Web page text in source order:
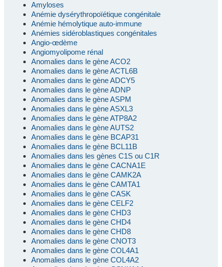
Amyloses
Anémie dysérythropoïétique congénitale
Anémie hémolytique auto-immune
Anémies sidéroblastiques congénitales
Angio-œdème
Angiomyolipome rénal
Anomalies dans le gène ACO2
Anomalies dans le gène ACTL6B
Anomalies dans le gène ADCY5
Anomalies dans le gène ADNP
Anomalies dans le gène ASPM
Anomalies dans le gène ASXL3
Anomalies dans le gène ATP8A2
Anomalies dans le gène AUTS2
Anomalies dans le gène BCAP31
Anomalies dans le gène BCL11B
Anomalies dans les gènes C1S ou C1R
Anomalies dans le gène CACNA1E
Anomalies dans le gène CAMK2A
Anomalies dans le gène CAMTA1
Anomalies dans le gène CASK
Anomalies dans le gène CELF2
Anomalies dans le gène CHD3
Anomalies dans le gène CHD4
Anomalies dans le gène CHD8
Anomalies dans le gène CNOT3
Anomalies dans le gène COL4A1
Anomalies dans le gène COL4A2